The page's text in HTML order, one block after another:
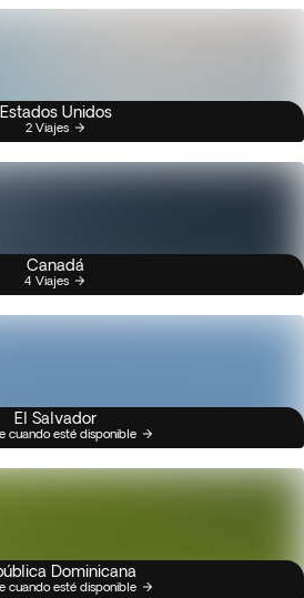
Estados Unidos
2 Viajes
Canadá
4 Viajes
El Salvador
cuando esté disponible
Dominicana
cuando esté disponible